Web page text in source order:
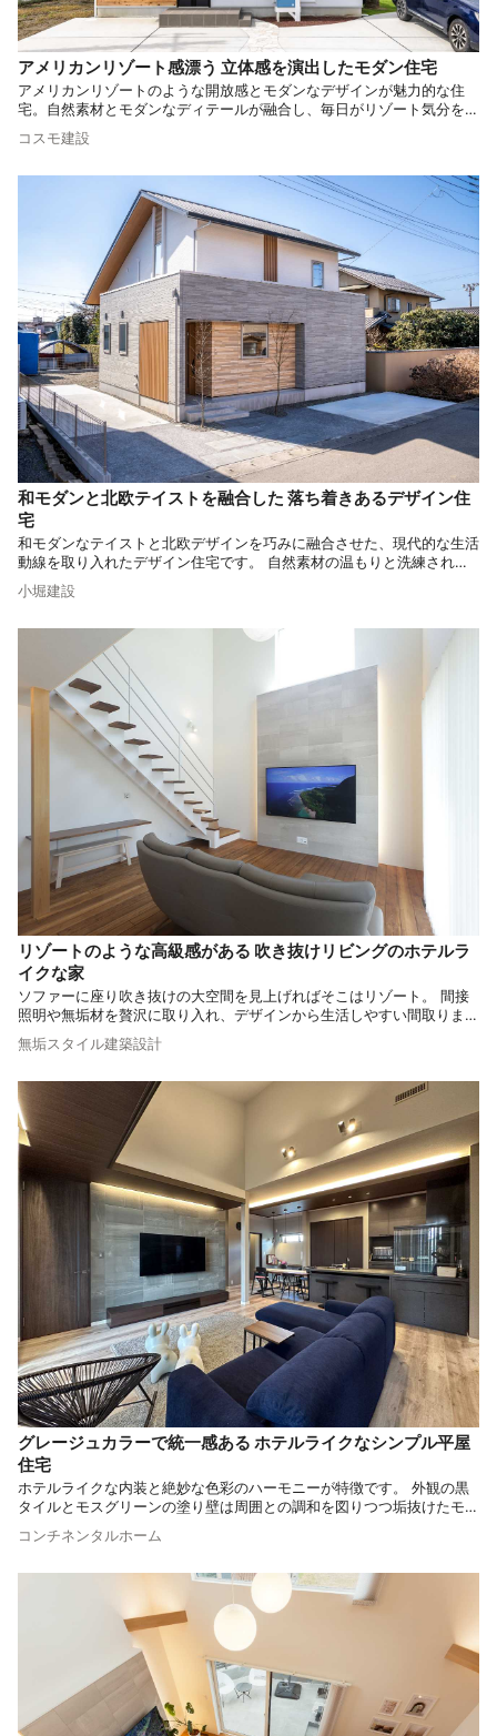
アメリカンリゾート感漂う 立体感を演出したモダン住宅
アメリカンリゾートのような開放感とモダンなデザインが魅力的な住
宅。自然素材とモダンなディテールが融合し、毎日がリゾート気分を味
わえる空間を創出します。 3種類の外壁を巧みに組み合わせ内外ともに
立体感あるお住まいに仕上げました。
コスモ建設
和モダンと北欧テイストを融合した 落ち着きあるデザイン住
宅
和モダンなテイストと北欧デザインを巧みに融合させた、現代的な生活
動線を取り入れたデザイン住宅です。 自然素材の温もりと洗練された
空間設計が、毎日の生活を豊かに彩ります。 将来性を考慮した斬新な
間取りも必見です。
小堀建設
リゾートのような高級感がある 吹き抜けリビングのホテルラ
イクな家
ソファーに座り吹き抜けの大空間を見上げればそこはリゾート。 間接
照明や無垢材を贅沢に取り入れ、デザインから生活しやすい間取りまで
妥協なくこだわった、 施主様の想い描いた憧れが見事に形になったお
住まいです。
無垢スタイル建築設計
グレージュカラーで統一感ある ホテルライクなシンプル平屋
住宅
ホテルライクな内装と絶妙な色彩のハーモニーが特徴です。 外観の黒
タイルとモスグリーンの塗り壁は周囲との調和を図りつつ垢抜けたモダ
ンさを表現。 こだわった内装は日常から一歩離れた特別な時間を提供
してくれます。
コンチネンタルホーム